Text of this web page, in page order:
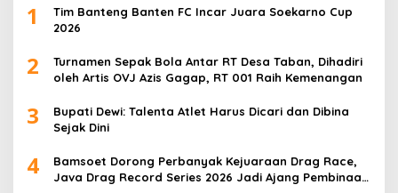
1
Tim Banteng Banten FC Incar Juara Soekarno Cup
2026
2
Turnamen Sepak Bola Antar RT Desa Taban, Dihadiri
oleh Artis OVJ Azis Gagap, RT 001 Raih Kemenangan
3
Bupati Dewi: Talenta Atlet Harus Dicari dan Dibina
Sejak Dini
4
Bamsoet Dorong Perbanyak Kejuaraan Drag Race,
Java Drag Record Series 2026 Jadi Ajang Pembinaan